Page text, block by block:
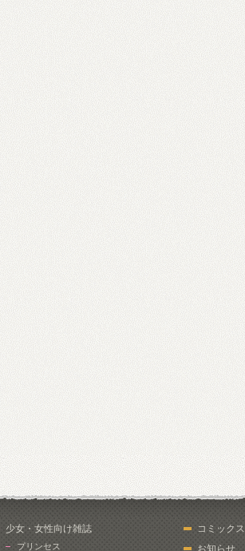
少女・女性向け雑誌
プリンセス
コミックス
お知らせ